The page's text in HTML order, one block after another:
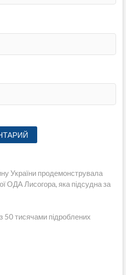
України продемонструвала
ОДА Лисогора, яка підсудна за
50 тисячами підроблених